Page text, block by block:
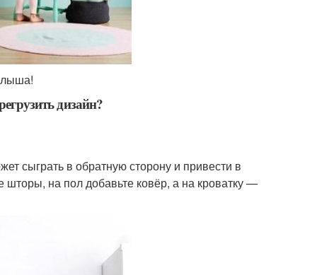
дизайн?
сыграть в обратную сторону и привести в
шторы, на пол добавьте ковёр, а на кроватку —